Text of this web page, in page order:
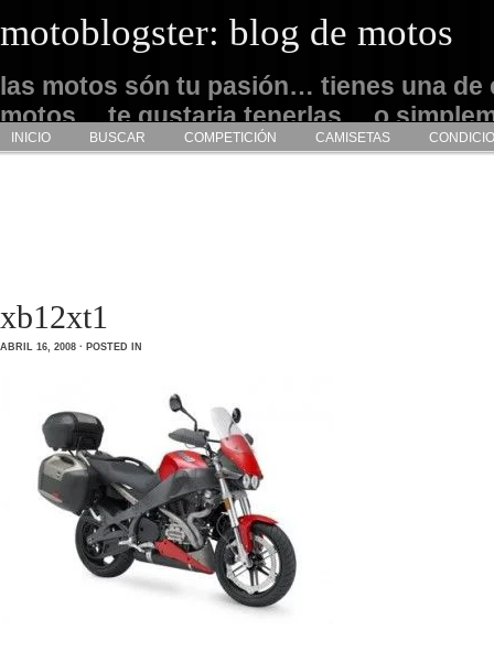
motoblogster: blog de motos
las motos són tu pasión… tienes una de
motos… te gustaria tenerlas… o
admirarlas… este es tu sitio
INICIO BUSCAR COMPETICIÓN CAMISETAS
xb12xt1
ABRIL 16, 2008 · POSTED IN